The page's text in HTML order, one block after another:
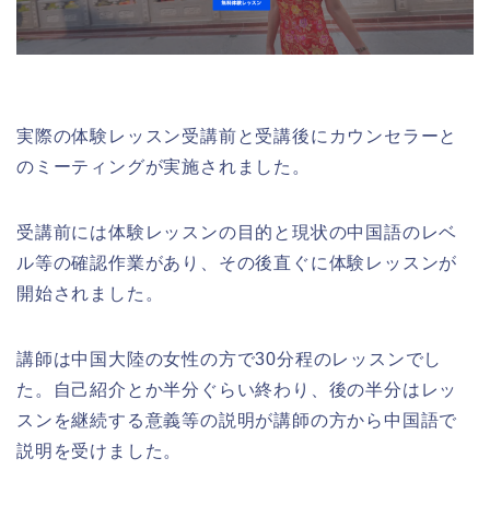
実際の体験レッスン受講前と受講後にカウンセラーと
のミーティングが実施されました。
受講前には体験レッスンの目的と現状の中国語のレベ
ル等の確認作業があり、その後直ぐに体験レッスンが
開始されました。
講師は中国大陸の女性の方で30分程のレッスンでし
た。自己紹介とか半分ぐらい終わり、後の半分はレッ
スンを継続する意義等の説明が講師の方から中国語で
説明を受けました。